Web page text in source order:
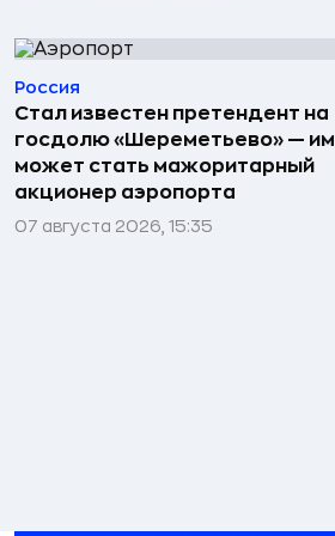
Россия
Стал известен претендент на
госдолю «Шереметьево» — им
может стать мажоритарный
акционер аэропорта
07 августа 2026, 15:35